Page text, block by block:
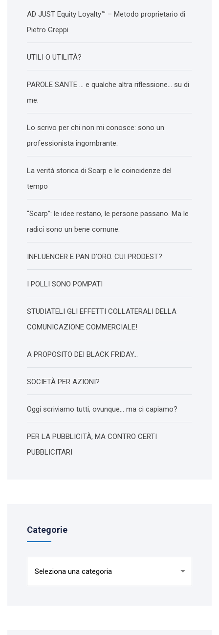
AD JUST Equity Loyalty™ – Metodo proprietario di
Pietro Greppi
UTILI O UTILITÀ?
PAROLE SANTE … e qualche altra riflessione… su di
me.
Lo scrivo per chi non mi conosce: sono un
professionista ingombrante.
La verità storica di Scarp e le coincidenze del
tempo
“Scarp”: le idee restano, le persone passano. Ma le
radici sono un bene comune.
INFLUENCER E PAN D’ORO. CUI PRODEST?
I POLLI SONO POMPATI
STUDIATELI GLI EFFETTI COLLATERALI DELLA
COMUNICAZIONE COMMERCIALE!
A PROPOSITO DEI BLACK FRIDAY…
SOCIETÀ PER AZIONI?
Oggi scriviamo tutti, ovunque… ma ci capiamo?
PER LA PUBBLICITÀ, MA CONTRO CERTI
PUBBLICITARI
Categorie